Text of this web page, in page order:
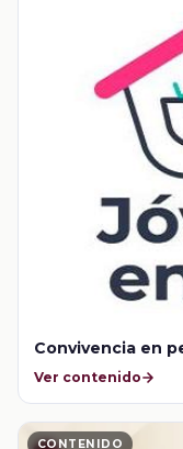
Convivencia en
Ver contenido
CONTENIDO